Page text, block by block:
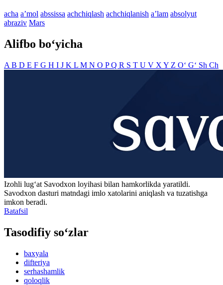
acha aʼmol abssissa achchiqlash achchiqlanish aʼlam absolyut
abraziv Mars
Alifbo bo‘yicha
A B D E F G H I J K L M N O PQ R S T U V X Y Z O‘ G‘ Sh Ch
Izohli lugʻat Savodxon loyihasi bilan hamkorlikda yaratildi.
Savodxon dasturi matndagi imlo xatolarini aniqlash va tuzatishga
imkon beradi.
Batafsil
Tasodifiy so‘zlar
baxyala
difteriya
serhashamlik
qoloqlik